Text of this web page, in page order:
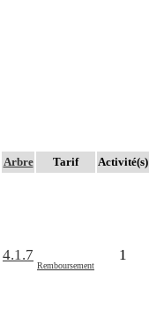
Arbre Tarif Activité(s)
4.1.7
Remboursement
1